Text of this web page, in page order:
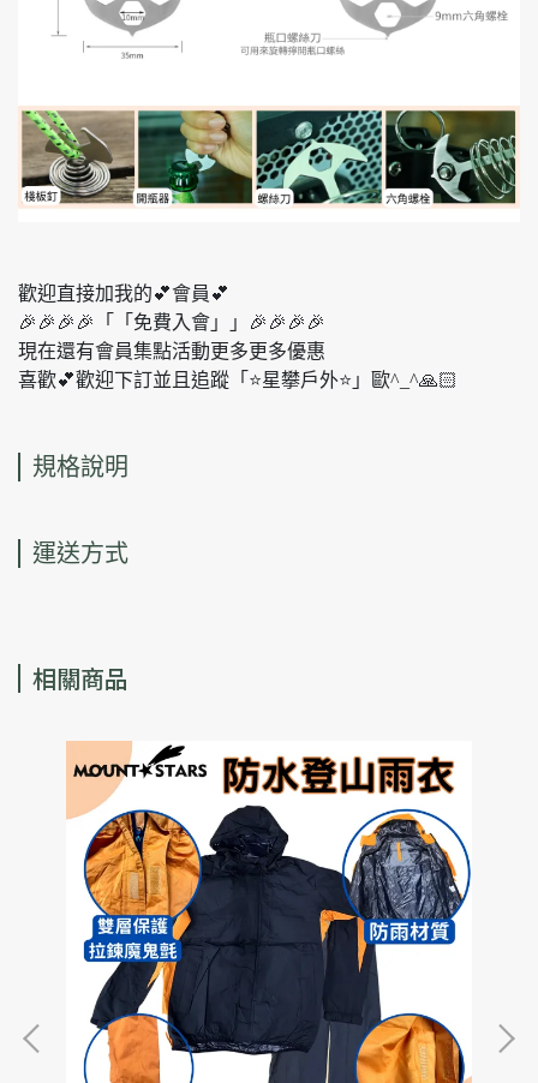
歡迎直接加我的💕會員💕
🎉🎉🎉🎉「「免費入會」」🎉🎉🎉🎉
現在還有會員集點活動更多更多優惠
喜歡💕歡迎下訂並且追蹤「⭐️星攀戶外⭐️」歐^_^🙏🏻
規格說明
運送方式
相關商品